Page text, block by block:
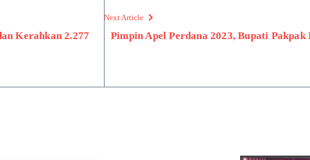
Kerahkan 2.277
Next Article
Pimpin Apel Perdana 2023, Bupati